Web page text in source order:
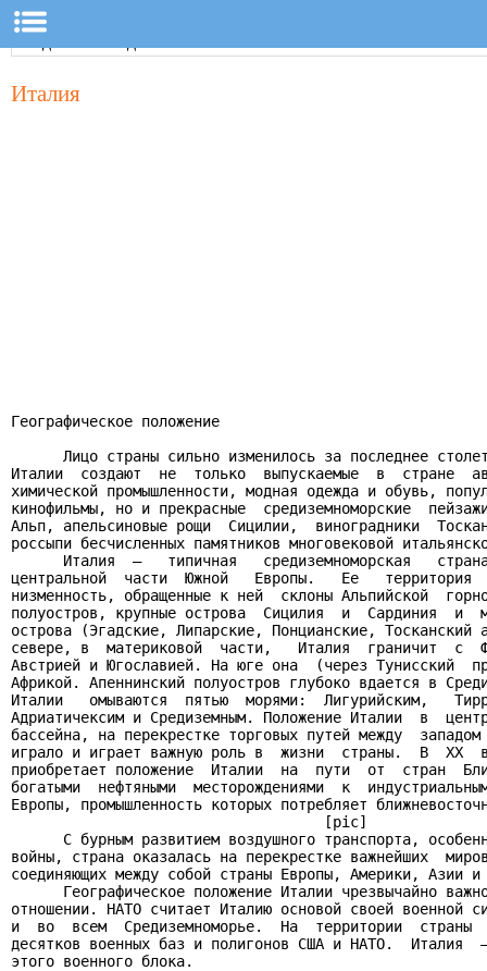
Италия
Географическое положение
Лицо страны сильно изменилось за последнее
Италии  создают  не  только  выпускаемые  в  стране
химической промышленности, модная одежда и обувь,
кинофильмы, но и прекрасные  средиземноморские
Альп, апельсиновые рощи  Сицилии,  виноградники
россыпи бесчисленных памятников многовековой
Италия  –   типичная   средиземноморская
центральной  части  Южной   Европы.   Ее   территория
низменность, обращенные к ней  склоны Альпийской
полуостров, крупные острова  Сицилия  и  Сардиния  и
острова (Эгадские, Липарские, Понцианские,
севере, в  материковой  части,   Италия  граничит  с
Австрией и Югославией. На юге она  (через Тунисский
Африкой. Апеннинский полуостров глубоко вдается в
Италии   омываются  пятью  морями:  Лигурийским,
Адриатичексим и Средиземным. Положение Италии  в
бассейна, на перекрестке торговых путей между
играло и играет важную роль в  жизни  страны.  В  XX
приобретает положение  Италии  на  пути  от  стран
богатыми  нефтяными  месторождениями  к
Европы, промышленность которых потребляет
                                    [pic]
С бурным развитием воздушного транспорта,
войны, страна оказалась на перекрестке важнейших
соединяющих между собой страны Европы, Америки, Азии
Географическое положение Италии чрезвычайно
отношении. НАТО считает Италию основой своей военной
и  во  всем  Средиземноморье.  На  территории  страны
десятков военных баз и полигонов США и НАТО.  Италия
этого военного блока.